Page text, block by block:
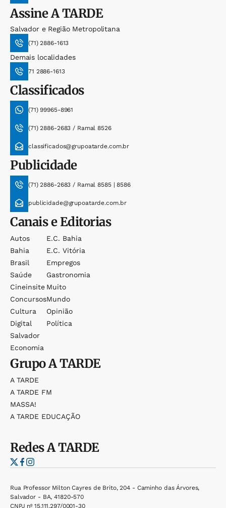
AssineA TARDE
Salvador e Região Metropolitana
(71) 2886-1613
Demais localidades
71 2886-1613
Classificados
(71) 99965-8961
(71) 2886-2683 / Ramal 8526
classificados@grupoatarde.com.br
Publicidade
(71) 2886-2683 / Ramal 8585 | 8586
publicidade@grupoatarde.com.br
Canais e Editorias
Autos
Bahia
Brasil
Saúde
Cineinsite
Concursos
Cultura
Digital
Salvador
Economia
E.c. Bahia
E.c. Vitória
Empregos
Gastronomia
Muito
Mundo
Opinião
Política
GrupoA TARDE
A TARDE
A TARDE FM
MASSA!
A TARDE EDUCAÇÃO
RedesA TARDE
Rua Professor Milton Cayres de Brito, 204 - Caminho das Árvores,
Salvador - BA, 41820-570
CNPJ nº 15.111.297/0001-30